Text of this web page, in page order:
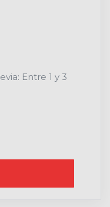
Entre 1 y 3